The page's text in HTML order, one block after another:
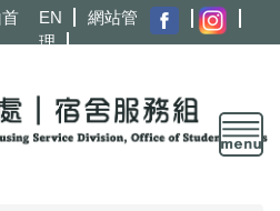
EN
網站管
理